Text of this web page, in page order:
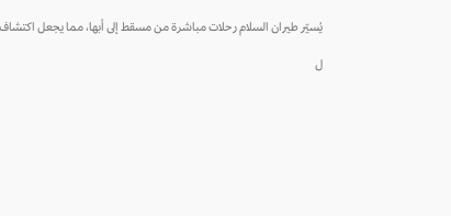
يُسيّر طيران السلام رحلات مباشرة من مسقط إلى أبها، مما يجعل
ل